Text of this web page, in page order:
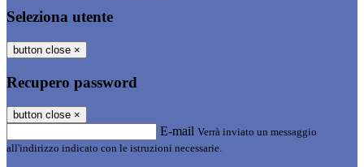
Seleziona utente
button close ×
Recupero password
button close ×
E-mail Verrà inviato un messaggio
all'indirizzo indicato con le istruzioni necessarie.